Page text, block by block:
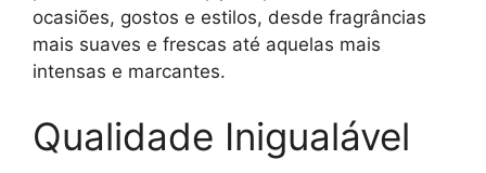
ocasiões, gostos e estilos, desde fragrâncias
mais suaves e frescas até aquelas mais
intensas e marcantes.
Qualidade Inigualável